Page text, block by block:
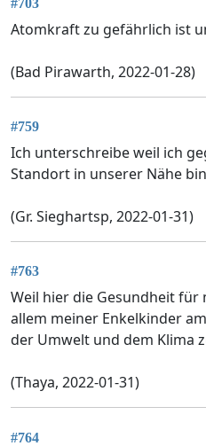
Atomkraft zu gefährlich ist
(Bad Pirawarth, 2022-01-28)
#759
Ich unterschreibe weil ich
Standort in unserer Nähe
(Gr. Sieghartsp, 2022-01-31)
#763
Weil hier die Gesundheit für
allem meiner Enkelkinder
der Umwelt und dem Klima
(Thaya, 2022-01-31)
#764